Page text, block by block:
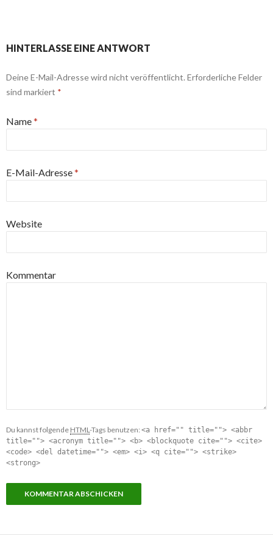
HINTERLASSE EINE ANTWORT
Deine E-Mail-Adresse wird nicht veröffentlicht. Erforderliche Felder
sind markiert *
Name*
E-Mail-Adresse*
Website
Kommentar
Du kannst folgende HTML -Tags benutzen: <a href="" title=""> <abbr
title=""> <acronym title=""> <b> <blockquote cite=""> <cite>
<code> <del datetime=""> <em> <i> <q cite=""> <strike>
<strong>